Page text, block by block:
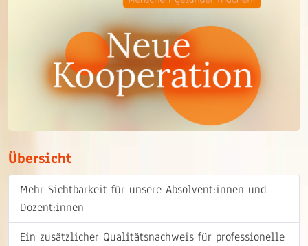
Übersicht
Mehr Sichtbarkeit für unsere Absolvent:innen und
Dozent:innen
Ein zusätzlicher Qualitätsnachweis für professionelle